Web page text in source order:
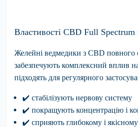
Властивості CBD Full Spectrum
Желейні ведмедики з CBD повного
забезпечують комплексний вплив на
підходять для регулярного
✔ стабілізують нервову систему
✔ покращують концентрацію і
✔ сприяють глибокому і